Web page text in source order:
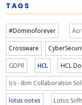
TAGS
#Dominoforever
Crossware
GDPR HCL HCL
Ics - Ibm Collaboration
lotus notes Lotus